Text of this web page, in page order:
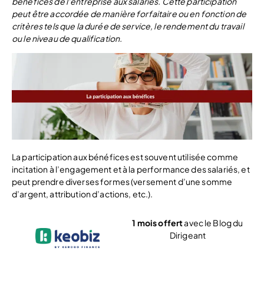
peut être accordée de manière forfaitaire ou en fonction de
critères tels que la durée de service, le rendement du travail
ou le niveau de qualification.
La participation aux bénéfices est souvent utilisée comme
incitation à l’engagement et à la performance des salariés, et
peut prendre diverses formes (versement d’une somme
d’argent, attribution d’actions, etc.).
1 mois offertavec le Blog du
Dirigeant